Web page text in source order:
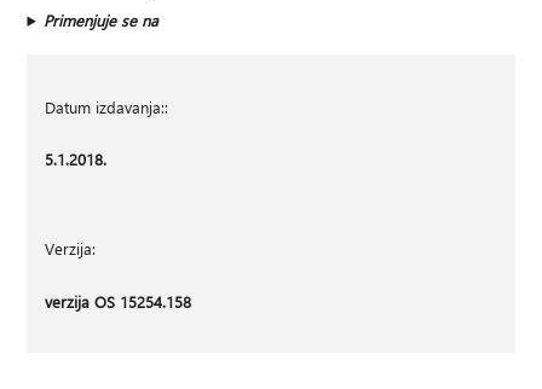
Primenjuje se na
Datum izdavanja::
5.1.2018.
Verzija:
verzija OS 15254.158